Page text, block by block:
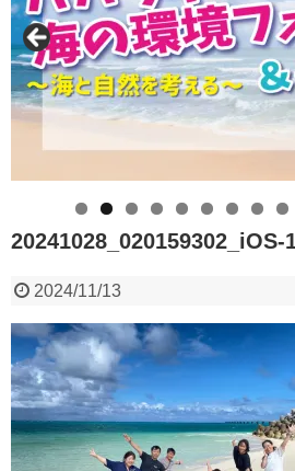
20241028_020159302_iOS-
2024/11/13